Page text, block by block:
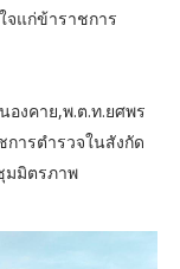
จแก่ข้าราชการ
งคาย,พ.ต.ท.ยศพร
ารตำรวจในสังกัด
มมิตรภาพ